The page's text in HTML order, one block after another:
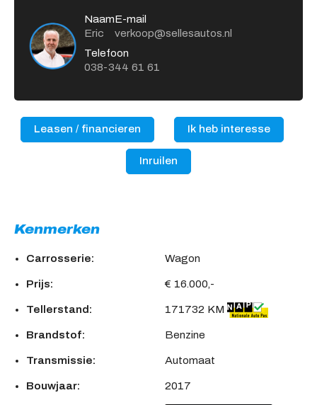
Naam
Eric
E-mail
verkoop@sellesautos.nl
Telefoon
038-344 61 61
Leasen / financieren Ik heb interesse
Inruilen
Kenmerken
Carrosserie: Wagon
Prijs: € 16.000,-
Tellerstand: 171732 KM
Brandstof: Benzine
Transmissie: Automaat
Bouwjaar: 2017